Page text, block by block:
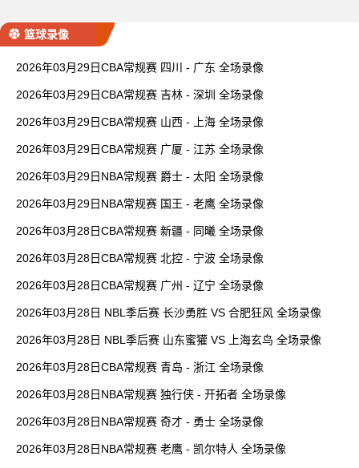
篮球录像
2026年03月29日CBA常规赛 四川 - 广东 全场录像
2026年03月29日CBA常规赛 吉林 - 深圳 全场录像
2026年03月29日CBA常规赛 山西 - 上海 全场录像
2026年03月29日CBA常规赛 广厦 - 江苏 全场录像
2026年03月29日NBA常规赛 爵士 - 太阳 全场录像
2026年03月29日NBA常规赛 国王 - 老鹰 全场录像
2026年03月28日CBA常规赛 新疆 - 同曦 全场录像
2026年03月28日CBA常规赛 北控 - 宁波 全场录像
2026年03月28日CBA常规赛 广州 - 辽宁 全场录像
2026年03月28日 NBL季后赛 长沙勇胜 VS 合肥狂风 全场录像
2026年03月28日 NBL季后赛 山东蜜獾 VS 上海玄鸟 全场录像
2026年03月28日CBA常规赛 青岛 - 浙江 全场录像
2026年03月28日NBA常规赛 独行侠 - 开拓者 全场录像
2026年03月28日NBA常规赛 奇才 - 勇士 全场录像
2026年03月28日NBA常规赛 老鹰 - 凯尔特人 全场录像